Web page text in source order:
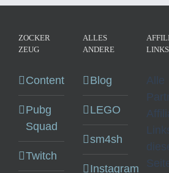
ZOCKER
ZEUG
Content
Pubg
Squad
Twitch
ALLES
ANDERE
Blog
LEGO
sm4sh
Instagram
LINKS
Alle